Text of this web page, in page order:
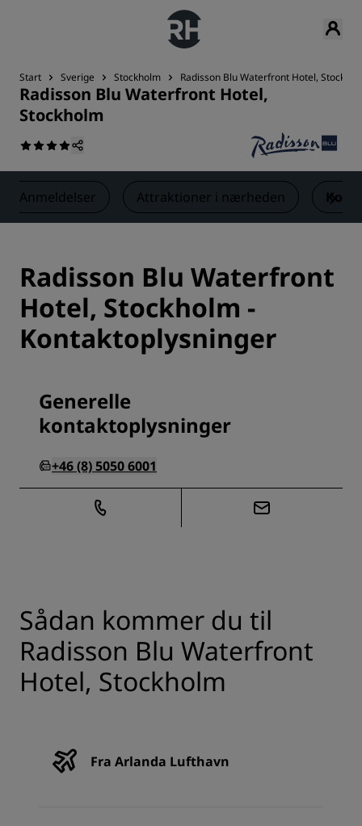
Start Sverige Stockholm Radisson Blu Waterfront Hotel,
Radisson Blu Waterfront Hotel,
Stockholm
Anmeldelser Attraktioner i nærheden
Radisson Blu Waterfront
Hotel, Stockholm -
Kontaktoplysninger
Generelle
kontaktoplysninger
+46 (8) 5050 6001
Sådan kommer du til
Radisson Blu Waterfront
Hotel, Stockholm
Fra Arlanda Lufthavn